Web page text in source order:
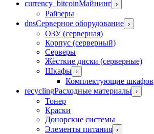
currency_bitcoinМайнинг ›
Райзеры
dnsСерверное оборудование ›
ОЗУ (серверная)
Корпус (серверный)
Серверы
Жёсткие диски (серверные)
Шкафы ›
Комплектующие шкафов
recyclingРасходные материалы ›
Тонер
Краски
Донорские системы
Элементы питания ›